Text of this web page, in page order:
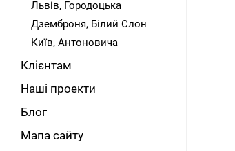
Львів, Городоцька
Дземброня, Білий Слон
Київ, Антоновича
Клієнтам
Наші проекти
Блог
Мапа сайту